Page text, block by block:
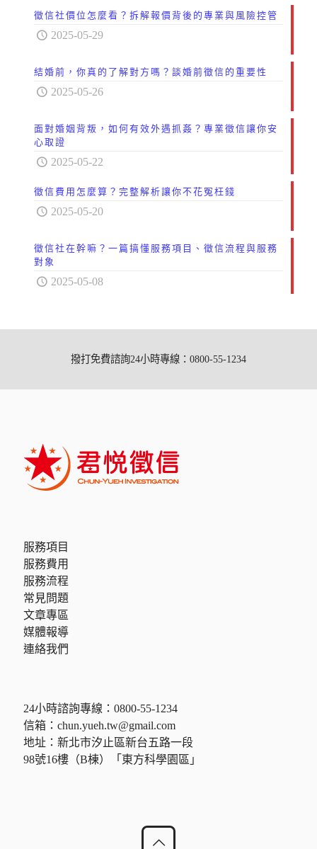
徵信社價位怎麼看？拆解報價背後的專業與風險控管
2025-05-29
結婚前，你真的了解對方嗎？談婚前徵信的重要性
2025-05-26
面對婚姻背叛，如何有效外遇抓姦？專業徵信讓你安
心取證
2025-05-22
徵信費用怎麼算？完整解析讓你不花冤枉錢
2025-05-20
徵信社在幹嘛？一篇搞懂服務項目、徵信流程與服務
對象
2025-05-08
撥打免費諮詢24小時專線：0800-55-1234
服務項目
服務費用
服務流程
常見問題
文章專區
媒體報導
連絡我們
24小時諮詢專線： 0800-55-1234
信箱： chun.yueh.tw@gmail.com
地址：新北市汐止區新台五路一段
98號16樓（B棟）「東方科學園區」